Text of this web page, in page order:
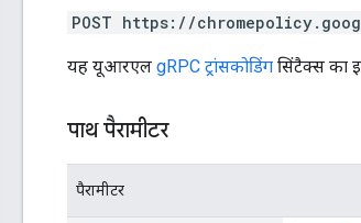
POST https://
यह यूआरएल gRPC ट्रांसकोडिंग सिंटैक्स का
पाथ पैरामीटर
पैरामीटर